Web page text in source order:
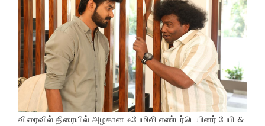
விரைவில் திரையில் அழகான ஃபேமிலி எண்டர்டெயினர் பேபி &